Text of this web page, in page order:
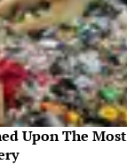
Upon The Most